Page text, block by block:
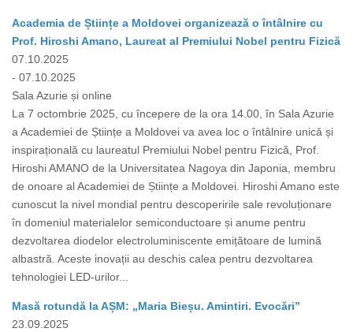
Academia de Științe a Moldovei organizează o întâlnire cu
Prof. Hiroshi Amano, Laureat al Premiului Nobel pentru Fizică
07.10.2025
- 07.10.2025
Sala Azurie și online
La 7 octombrie 2025, cu începere de la ora 14.00, în Sala Azurie
a Academiei de Științe a Moldovei va avea loc o întâlnire unică și
inspirațională cu laureatul Premiului Nobel pentru Fizică, Prof.
Hiroshi AMANO de la Universitatea Nagoya din Japonia, membru
de onoare al Academiei de Științe a Moldovei. Hiroshi Amano este
cunoscut la nivel mondial pentru descoperirile sale revoluționare
în domeniul materialelor semiconductoare și anume pentru
dezvoltarea diodelor electroluminiscente emițătoare de lumină
albastră. Aceste inovații au deschis calea pentru dezvoltarea
tehnologiei LED-urilor...
Masă rotundă la AȘM: „Maria Bieșu. Amintiri. Evocări”
23.09.2025